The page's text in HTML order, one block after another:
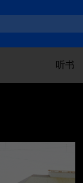
听书